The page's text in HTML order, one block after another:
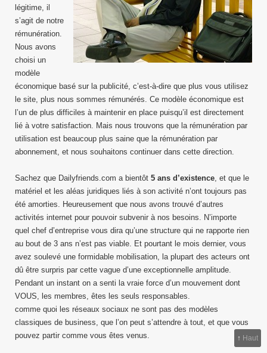
légitime, il
s’agit de notre
rémunération.
Nous avons
choisi un
modèle
économique basé sur la publicité, c’est-à-dire que plus vous utilisez
le site, plus nous sommes rémunérés. Ce modèle économique est
l’un de plus difficiles à maintenir en place puisqu’il est directement
lié à votre satisfaction. Mais nous trouvons que la rémunération par
utilisation est beaucoup plus saine que la rémunération par
abonnement, et nous souhaitons continuer dans cette direction.
Sachez que Dailyfriends.com a bientôt 5 ans d’existence, et que le
matériel et les aléas juridiques liés à son activité n’ont toujours pas
été amorties. Heureusement que nous avons trouvé d’autres
activités internet pour pouvoir subvenir à nos besoins. N’importe
quel chef d’entreprise vous dira qu’une structure qui ne rapporte rien
au bout de 3 ans n’est pas viable. Et pourtant le mois dernier, vous
avez soulevé une formidable mobilisation, la plupart des acteurs ont
dû être surpris par cette vague d’une exceptionnelle amplitude.
Pendant un instant on a senti la vraie force d’un mouvement dont
VOUS, les membres, êtes les seuls responsables.
comme quoi les réseaux sociaux ne sont pas des modèles
classiques de business, que l’on peut s’attendre à tout, et que vous
pouvez partir comme vous êtes venus.
↑ Haut